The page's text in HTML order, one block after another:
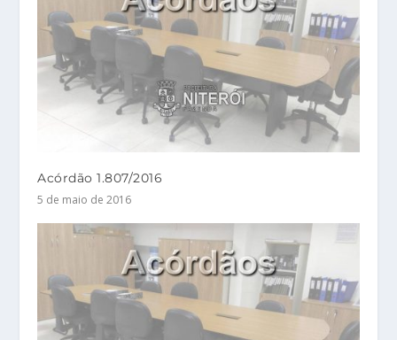
Acórdão 1.807/2016
5 de maio de 2016